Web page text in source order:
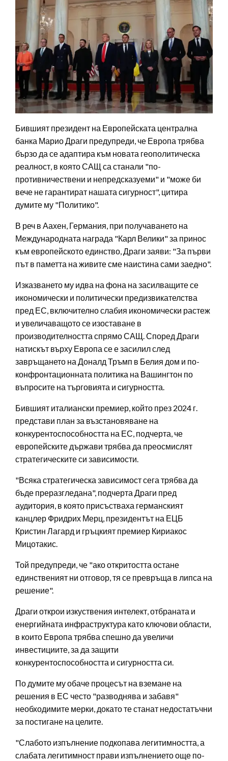
Бившият президент на Европейската централна
банка Марио Драги предупреди, че Европа трябва
бързо да се адаптира към новата геополитическа
реалност, в която САЩ са станали "по-
противничествени и непредсказуеми" и "може би
вече не гарантират нашата сигурност", цитира
думите му "Политико".
В реч в Аахен, Германия, при получаването на
Международната награда "Карл Велики" за принос
към европейското единство, Драги заяви: "За първи
път в паметта на живите сме наистина сами заедно".
Изказването му идва на фона на засилващите се
икономически и политически предизвикателства
пред ЕС, включително слабия икономически растеж
и увеличаващото се изоставане в
производителността спрямо САЩ. Според Драги
натискът върху Европа се е засилил след
завръщането на Доналд Тръмп в Белия дом и по-
конфронтационната политика на Вашингтон по
въпросите на търговията и сигурността.
Бившият италиански премиер, който през 2024 г.
представи план за възстановяване на
конкурентоспособността на ЕС, подчерта, че
европейските държави трябва да преосмислят
стратегическите си зависимости.
"Всяка стратегическа зависимост сега трябва да
бъде преразгледана", подчерта Драги пред
аудитория, в която присъстваха германският
канцлер Фридрих Мерц, президентът на ЕЦБ
Кристин Лагард и гръцкият премиер Кириакос
Мицотакис.
Той предупреди, че "ако откритостта остане
единственият ни отговор, тя се превръща в липса на
решение".
Драги открои изкуствения интелект, отбраната и
енергийната инфраструктура като ключови области,
в които Европа трябва спешно да увеличи
инвестициите, за да защити
конкурентоспособността и сигурността си.
По думите му обаче процесът на вземане на
решения в ЕС често "разводнява и забавя"
необходимите мерки, докато те станат недостатъчни
за постигане на целите.
"Слабото изпълнение подкопава легитимността, а
слабата легитимност прави изпълнението още по-